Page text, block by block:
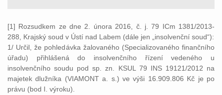
[1] Rozsudkem ze dne 2. února 2016, č. j. 79 ICm 1381/2013-
288, Krajský soud v Ústí nad Labem (dále jen „insolvenční soud“):
1/ Určil, že pohledávka žalovaného (Specializovaného finančního
úřadu) přihlášená do insolvenčního řízení vedeného u
insolvenčního soudu pod sp. zn. KSUL 79 INS 19121/2012 na
majetek dlužníka (VIAMONT a. s.) ve výši 16.909.806 Kč je po
právu (bod I. výroku).